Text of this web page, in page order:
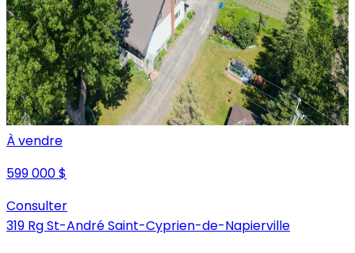
À vendre
599 000 $
Consulter
319 Rg St-André Saint-Cyprien-de-Napierville